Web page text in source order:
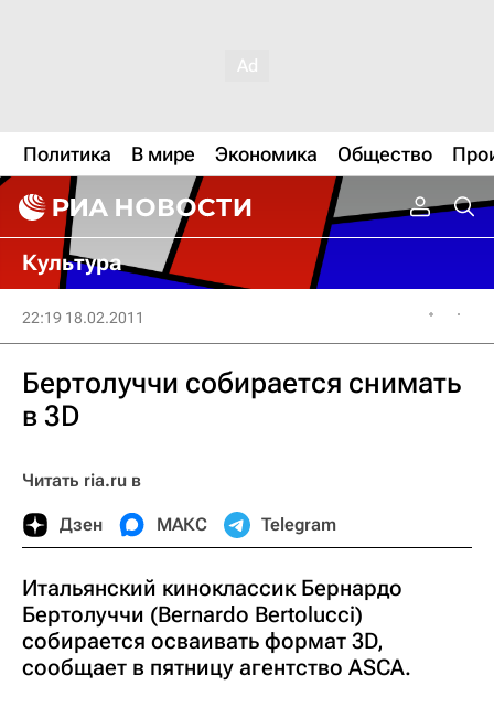
Политика В мире Экономика Общество
Культура
22:19 18.02.2011
Бертолуччи собирается снимать
в 3D
Читать ria.ru в
Дзен МАКС Telegram
Итальянский киноклассик Бернардо
Бертолуччи (Bernardo Bertolucci)
собирается осваивать формат 3D,
сообщает в пятницу агентство ASCA.